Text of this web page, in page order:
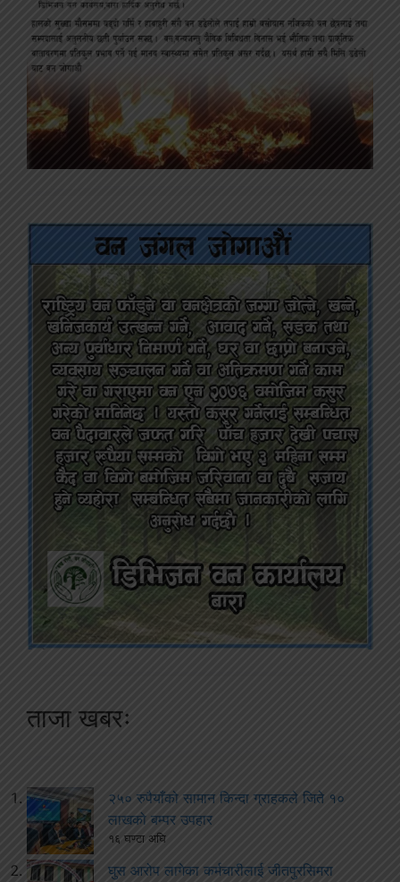
ताजा खबरः
२५० रुपैयाँको सामान किन्दा ग्राहकले जिते १०
लाखको बम्पर उपहार
१६ घण्टा अघि
घुस आरोप लागेका कर्मचारीलाई जीतपुरसिमरा